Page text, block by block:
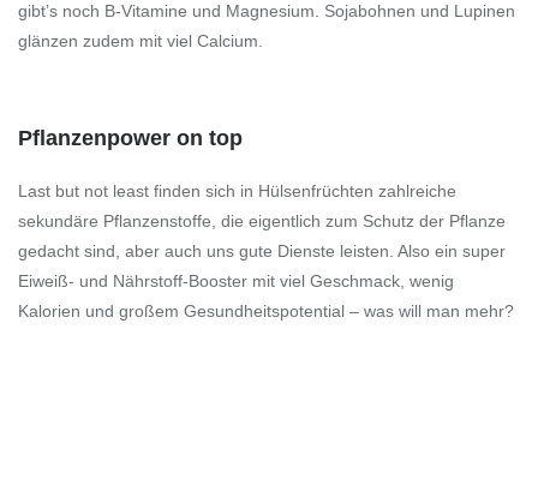
gibt’s noch B-Vitamine und Magnesium. Sojabohnen und Lupinen
glänzen zudem mit viel Calcium.
Pflanzenpower on top
Last but not least finden sich in Hülsenfrüchten zahlreiche
sekundäre Pflanzenstoffe, die eigentlich zum Schutz der Pflanze
gedacht sind, aber auch uns gute Dienste leisten. Also ein super
Eiweiß- und Nährstoff-Booster mit viel Geschmack, wenig
Kalorien und großem Gesundheitspotential – was will man mehr?